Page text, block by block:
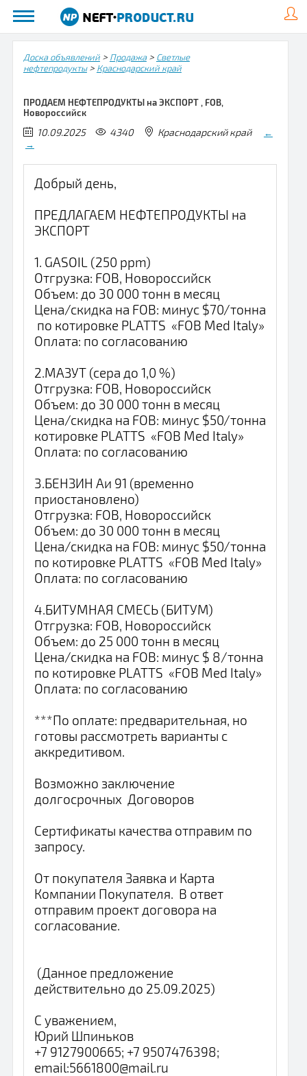
Доска объявлений> Продажа> Светлые
нефтепродукты> Краснодарский край
ПРОДАЕМ НЕФТЕПРОДУКТЫ на ЭКСПОРТ , FOB,
Новороссийск
10.09.2025 4340 Краснодарский край
←
→
Добрый день,
ПРЕДЛАГАЕМ НЕФТЕПРОДУКТЫ на
ЭКСПОРТ
1. GASOIL (250 ppm)
Отгрузка: FOB, Новороссийск
Объем: до 30 000 тонн в месяц
Цена/скидка на FOB: минус $70/тонна
по котировке PLATTS «FOB Med Italy»
Оплата: по согласованию
2.МАЗУТ (сера до 1,0 %)
Отгрузка: FOB, Новороссийск
Объем: до 30 000 тонн в месяц
Цена/скидка на FOB: минус $50/тонна
котировке PLATTS «FOB Med Italy»
Оплата: по согласованию
3.БЕНЗИН Аи 91 (временно
приостановлено)
Отгрузка: FOB, Новороссийск
Объем: до 30 000 тонн в месяц
Цена/скидка на FOB: минус $50/тонна
по котировке PLATTS «FOB Med Italy»
Оплата: по согласованию
4.БИТУМНАЯ СМЕСЬ (БИТУМ)
Отгрузка: FOB, Новороссийск
Объем: до 25 000 тонн в месяц
Цена/скидка на FOB: минус $ 8/тонна
по котировке PLATTS «FOB Med Italy»
Оплата: по согласованию
***По оплате: предварительная, но
готовы рассмотреть варианты с
аккредитивом.
Возможно заключение
долгосрочных Договоров
Сертификаты качества отправим по
запросу.
От покупателя Заявка и Карта
Компании Покупателя. В ответ
отправим проект договора на
согласование.
(Данное предложение
действительно до 25.09.2025)
С уважением,
Юрий Шпиньков
+7 9127900665; +7 9507476398;
email:5661800@mail.ru